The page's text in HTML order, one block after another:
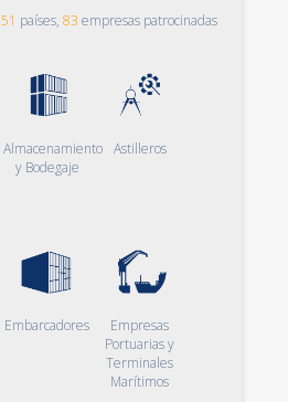
51 países, 83 empresas patrocinadas
Almacenamiento
y Bodegaje
Astilleros
Embarcadores
Empresas
Portuarias y
Terminales
Marítimos